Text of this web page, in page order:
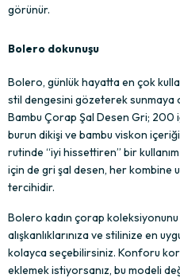
görünür.
Bolero dokunuşu
Bolero, günlük hayatta en çok
stil dengesini gözeterek sunmaya
Bambu Çorap Şal Desen Gri; 200
burun dikişi ve bambu viskon
rutinde “iyi hissettiren” bir
için de gri şal desen, her kombine
tercihidir.
Bolero kadın çorap koleksiyonunu
alışkanlıklarınıza ve stilinize en
kolayca seçebilirsiniz. Konforu
eklemek istiyorsanız, bu modeli